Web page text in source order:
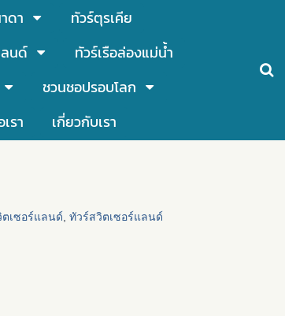
ดา
ทัวร์ตุรเคีย
นด์
ทัวร์เรือล่องแม่น้ำ
ชวนชอปรอบโลก
รา เกี่ยวกับเรา
ตเซอร์แลนด์ ทัวร์สวิตเซอร์แลนด์